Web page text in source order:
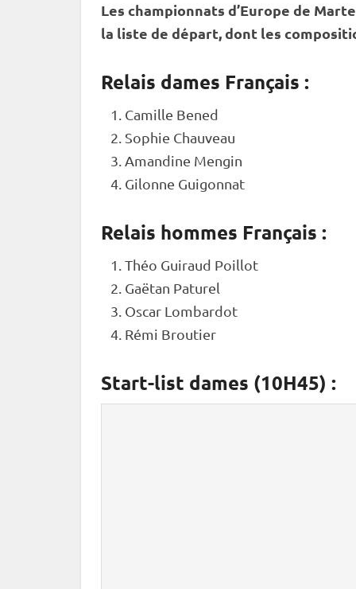
Les championnats d’Europe de
la liste de départ, dont les
Relais dames Français :
Camille Bened
Sophie Chauveau
Amandine Mengin
Gilonne Guigonnat
Relais hommes Français :
Théo Guiraud Poillot
Gaëtan Paturel
Oscar Lombardot
Rémi Broutier
Start-list dames (10H45) :